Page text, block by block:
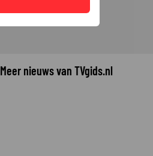
Meer nieuws van TVgids.nl